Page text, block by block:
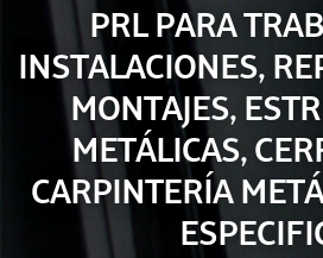
PRL PARA
INSTALACIONES,
MONTAJES,
METÁLICAS,
CARPINTERÍA